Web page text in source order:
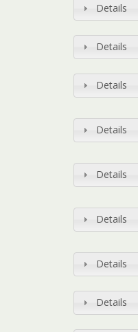
Details
Details
Details
Details
Details
Details
Details
Details